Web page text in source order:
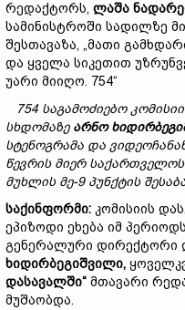
რედაქტორს, ლაშა
სამინისტროში სადილზე
შესთავაზა, „მათი
და ყველა სიკეთით
უარი მიიღო. 754“
754 საგამოძიებო
სხდომაზე არნო
სტენოგრამა და
წევრის მიერ საქართველოს
მუხლის მე-9 პუნქტის
საქინფორმი: კომისიის
ეპიზოდი ეხება იმ
გენერალური დირექტორი
ხიდირბეგიშვილი,
დასავალში“ მთავარი
მუშაობდა.